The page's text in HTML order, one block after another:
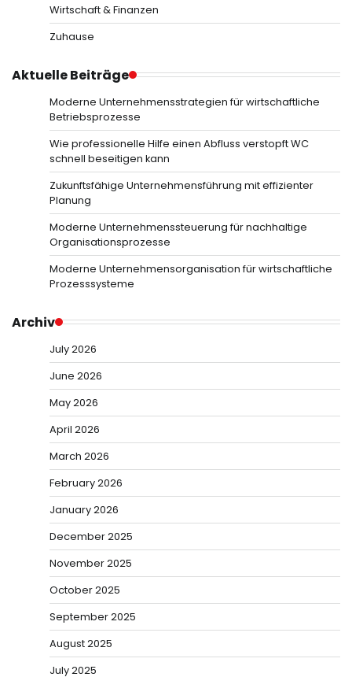
Wirtschaft & Finanzen
Zuhause
Aktuelle Beiträge
Moderne Unternehmensstrategien für wirtschaftliche
Betriebsprozesse
Wie professionelle Hilfe einen Abfluss verstopft WC
schnell beseitigen kann
Zukunftsfähige Unternehmensführung mit effizienter
Planung
Moderne Unternehmenssteuerung für nachhaltige
Organisationsprozesse
Moderne Unternehmensorganisation für wirtschaftliche
Prozesssysteme
Archiv
July 2026
June 2026
May 2026
April 2026
March 2026
February 2026
January 2026
December 2025
November 2025
October 2025
September 2025
August 2025
July 2025